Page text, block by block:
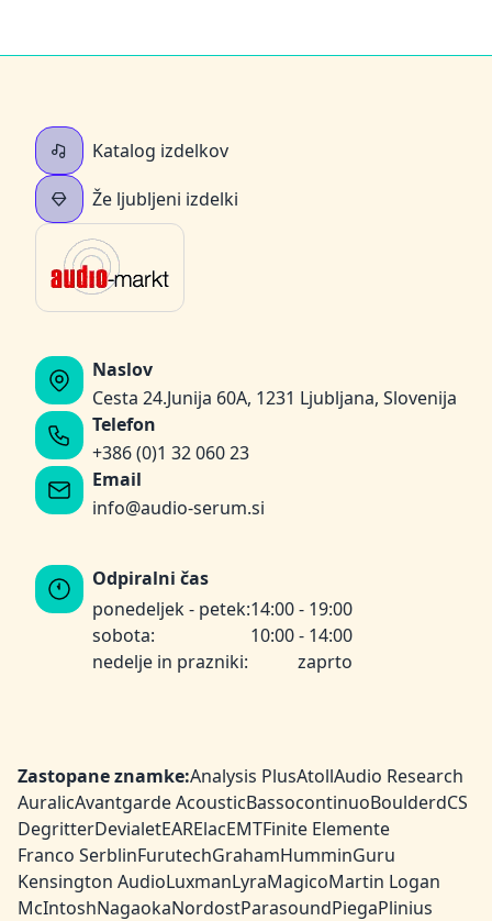
Katalog izdelkov
Že ljubljeni izdelki
Naslov
Cesta 24.Junija 60A, 1231 Ljubljana, Slovenija
Telefon
+386 (0)1 32 060 23
Email
info@audio-serum.si
Odpiralni čas
ponedeljek - petek:14:00 - 19:00
sobota:
10:00 - 14:00
nedelje in prazniki:
zaprto
Zastopane znamke:Analysis PlusAtollAudio Research
AuralicAvantgarde AcousticBassocontinuoBoulderdCS
DegritterDevialetEARElacEMTFinite Elemente
Franco SerblinFurutechGrahamHumminGuru
Kensington AudioLuxmanLyraMagicoMartin Logan
McIntoshNagaokaNordostParasoundPiegaPlinius